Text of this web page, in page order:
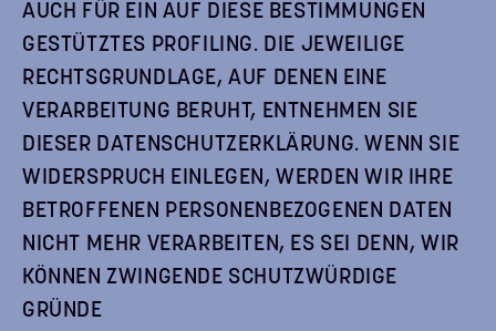
AUCH FÜR EIN AUF DIESE BESTIMMUNGEN
GESTÜTZTES PROFILING. DIE JEWEILIGE
RECHTSGRUNDLAGE, AUF DENEN EINE
VERARBEITUNG BERUHT, ENTNEHMEN SIE
DIESER DATENSCHUTZERKLÄRUNG. WENN SIE
WIDERSPRUCH EINLEGEN, WERDEN WIR IHRE
BETROFFENEN PERSONENBEZOGENEN DATEN
NICHT MEHR VERARBEITEN, ES SEI DENN, WIR
KÖNNEN ZWINGENDE SCHUTZWÜRDIGE
GRÜNDE